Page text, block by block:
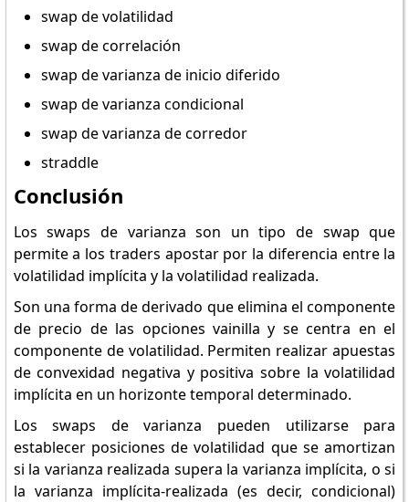
swap de volatilidad
swap de correlación
swap de varianza de inicio diferido
swap de varianza condicional
swap de varianza de corredor
straddle
Conclusión
Los swaps de varianza son un tipo de swap que
permite a los traders apostar por la diferencia entre la
volatilidad implícita y la volatilidad realizada.
Son una forma de derivado que elimina el componente
de precio de las opciones vainilla y se centra en el
componente de volatilidad. Permiten realizar apuestas
de convexidad negativa y positiva sobre la volatilidad
implícita en un horizonte temporal determinado.
Los swaps de varianza pueden utilizarse para
establecer posiciones de volatilidad que se amortizan
si la varianza realizada supera la varianza implícita, o si
la varianza implícita-realizada (es decir, condicional)